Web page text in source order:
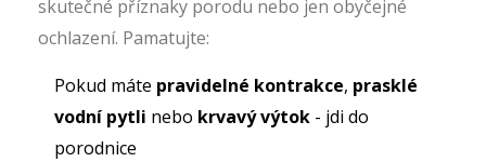
skutečné příznaky porodu nebo jen obyčejné
ochlazení. Pamatujte:
Pokud máte pravidelné kontrakce, prasklé
vodní pytli nebo krvavý výtok - jdi do
porodnice